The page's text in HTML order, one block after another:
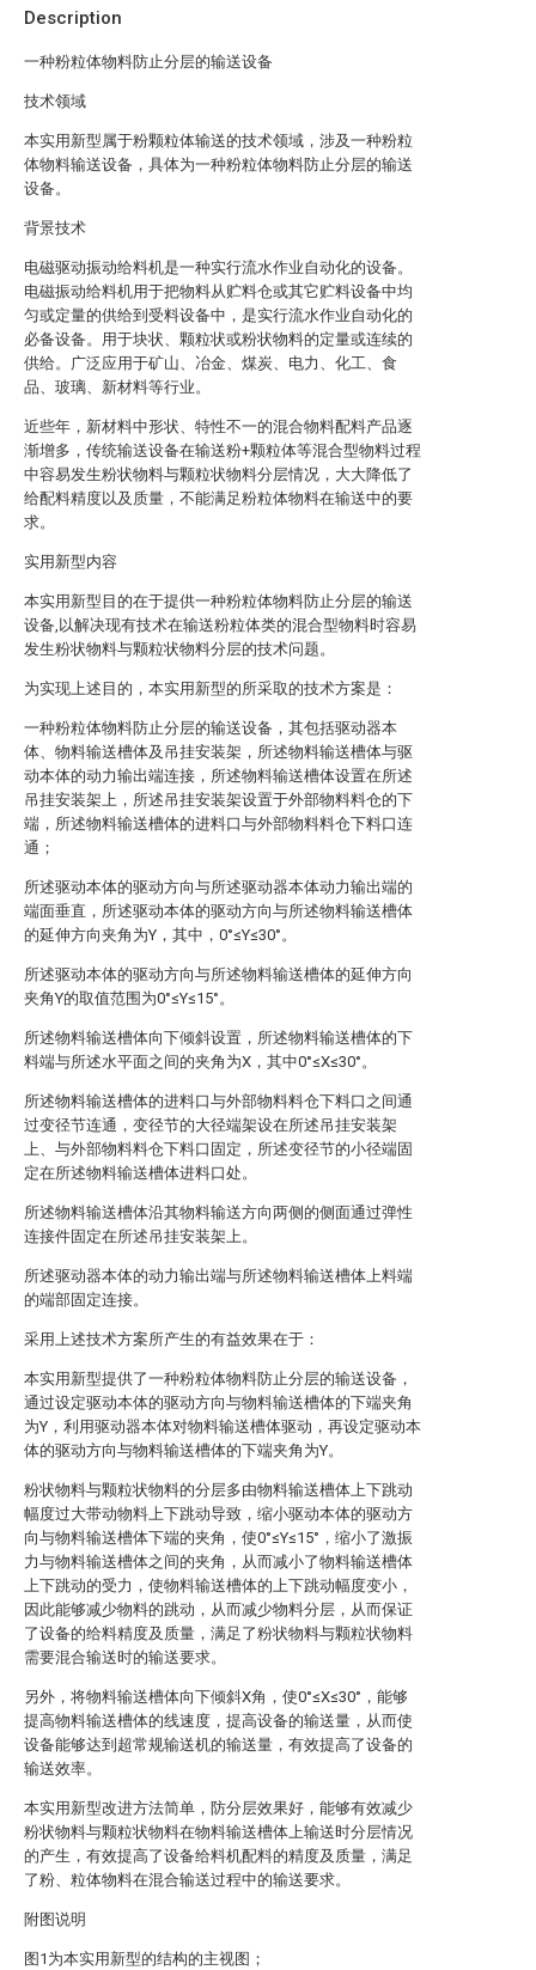
Description
一种粉粒体物料防止分层的输送设备
技术领域
本实用新型属于粉颗粒体输送的技术领域，涉及一种粉粒
体物料输送设备，具体为一种粉粒体物料防止分层的输送
设备。
背景技术
电磁驱动振动给料机是一种实行流水作业自动化的设备。
电磁振动给料机用于把物料从贮料仓或其它贮料设备中均
匀或定量的供给到受料设备中，是实行流水作业自动化的
必备设备。用于块状、颗粒状或粉状物料的定量或连续的
供给。广泛应用于矿山、冶金、煤炭、电力、化工、食
品、玻璃、新材料等行业。
近些年，新材料中形状、特性不一的混合物料配料产品逐
渐增多，传统输送设备在输送粉+颗粒体等混合型物料过程
中容易发生粉状物料与颗粒状物料分层情况，大大降低了
给配料精度以及质量，不能满足粉粒体物料在输送中的要
求。
实用新型内容
本实用新型目的在于提供一种粉粒体物料防止分层的输送
设备,以解决现有技术在输送粉粒体类的混合型物料时容易
发生粉状物料与颗粒状物料分层的技术问题。
为实现上述目的，本实用新型的所采取的技术方案是：
一种粉粒体物料防止分层的输送设备，其包括驱动器本
体、物料输送槽体及吊挂安装架，所述物料输送槽体与驱
动本体的动力输出端连接，所述物料输送槽体设置在所述
吊挂安装架上，所述吊挂安装架设置于外部物料料仓的下
端，所述物料输送槽体的进料口与外部物料料仓下料口连
通；
所述驱动本体的驱动方向与所述驱动器本体动力输出端的
端面垂直，所述驱动本体的驱动方向与所述物料输送槽体
的延伸方向夹角为Y，其中，0°≤Y≤30°。
所述驱动本体的驱动方向与所述物料输送槽体的延伸方向
夹角Y的取值范围为0°≤Y≤15°。
所述物料输送槽体向下倾斜设置，所述物料输送槽体的下
料端与所述水平面之间的夹角为X，其中0°≤X≤30°。
所述物料输送槽体的进料口与外部物料料仓下料口之间通
过变径节连通，变径节的大径端架设在所述吊挂安装架
上、与外部物料料仓下料口固定，所述变径节的小径端固
定在所述物料输送槽体进料口处。
所述物料输送槽体沿其物料输送方向两侧的侧面通过弹性
连接件固定在所述吊挂安装架上。
所述驱动器本体的动力输出端与所述物料输送槽体上料端
的端部固定连接。
采用上述技术方案所产生的有益效果在于：
本实用新型提供了一种粉粒体物料防止分层的输送设备，
通过设定驱动本体的驱动方向与物料输送槽体的下端夹角
为Y，利用驱动器本体对物料输送槽体驱动，再设定驱动本
体的驱动方向与物料输送槽体的下端夹角为Y。
粉状物料与颗粒状物料的分层多由物料输送槽体上下跳动
幅度过大带动物料上下跳动导致，缩小驱动本体的驱动方
向与物料输送槽体下端的夹角，使0°≤Y≤15°，缩小了激振
力与物料输送槽体之间的夹角，从而减小了物料输送槽体
上下跳动的受力，使物料输送槽体的上下跳动幅度变小，
因此能够减少物料的跳动，从而减少物料分层，从而保证
了设备的给料精度及质量，满足了粉状物料与颗粒状物料
需要混合输送时的输送要求。
另外，将物料输送槽体向下倾斜X角，使0°≤X≤30°，能够
提高物料输送槽体的线速度，提高设备的输送量，从而使
设备能够达到超常规输送机的输送量，有效提高了设备的
输送效率。
本实用新型改进方法简单，防分层效果好，能够有效减少
粉状物料与颗粒状物料在物料输送槽体上输送时分层情况
的产生，有效提高了设备给料机配料的精度及质量，满足
了粉、粒体物料在混合输送过程中的输送要求。
附图说明
图1为本实用新型的结构的主视图；